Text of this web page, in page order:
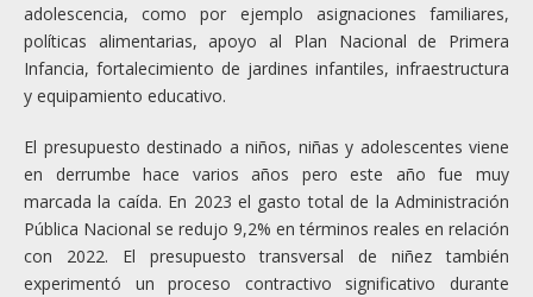
adolescencia, como por ejemplo asignaciones familiares,
políticas alimentarias, apoyo al Plan Nacional de Primera
Infancia, fortalecimiento de jardines infantiles, infraestructura
y equipamiento educativo.
El presupuesto destinado a niños, niñas y adolescentes viene
en derrumbe hace varios años pero este año fue muy
marcada la caída. En 2023 el gasto total de la Administración
Pública Nacional se redujo 9,2% en términos reales en relación
con 2022. El presupuesto transversal de niñez también
experimentó un proceso contractivo significativo durante